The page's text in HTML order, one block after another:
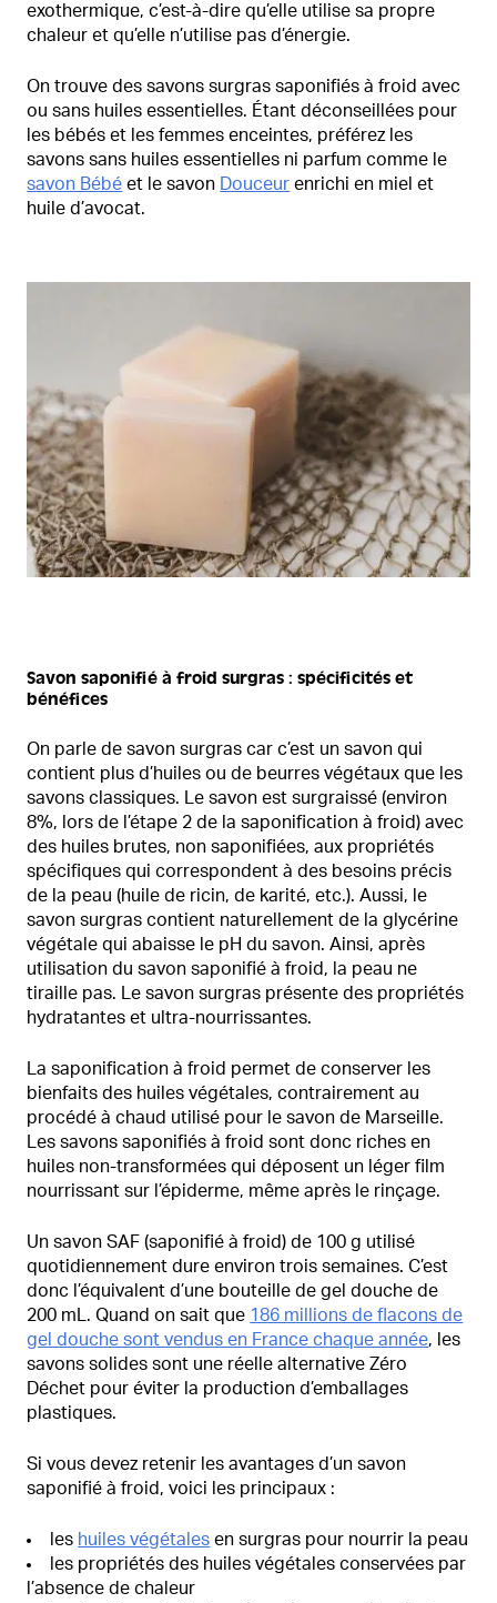
exothermique, c’est-à-dire qu’elle utilise sa propre
chaleur et qu’elle n’utilise pas d’énergie.
On trouve des savons surgras saponifiés à froid avec
ou sans huiles essentielles. Étant déconseillées pour
les bébés et les femmes enceintes, préférez les
savons sans huiles essentielles ni parfum comme le
savon Bébé et le savon Douceur enrichi en miel et
huile d’avocat.
Savon saponifié à froid surgras : spécificités et
bénéfices
On parle de savon surgras car c’est un savon qui
contient plus d’huiles ou de beurres végétaux que les
savons classiques. Le savon est surgraissé (environ
8%, lors de l’étape 2 de la saponification à froid) avec
des huiles brutes, non saponifiées, aux propriétés
spécifiques qui correspondent à des besoins précis
de la peau (huile de ricin, de karité, etc.). Aussi, le
savon surgras contient naturellement de la glycérine
végétale qui abaisse le pH du savon. Ainsi, après
utilisation du savon saponifié à froid, la peau ne
tiraille pas. Le savon surgras présente des propriétés
hydratantes et ultra-nourrissantes.
La saponification à froid permet de conserver les
bienfaits des huiles végétales, contrairement au
procédé à chaud utilisé pour le savon de Marseille.
Les savons saponifiés à froid sont donc riches en
huiles non-transformées qui déposent un léger film
nourrissant sur l’épiderme, même après le rinçage.
Un savon SAF (saponifié à froid) de 100 g utilisé
quotidiennement dure environ trois semaines. C’est
donc l’équivalent d’une bouteille de gel douche de
200 mL. Quand on sait que 186 millions de flacons de
gel douche sont vendus en France chaque année, les
savons solides sont une réelle alternative Zéro
Déchet pour éviter la production d’emballages
plastiques.
Si vous devez retenir les avantages d’un savon
saponifié à froid, voici les principaux :
les huiles végétales en surgras pour nourrir la peau
les propriétés des huiles végétales conservées par
l’absence de chaleur